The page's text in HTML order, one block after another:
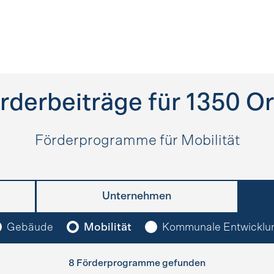
für 1350
Förderprogramme für Mobilität
Unternehmen
Gebäude Mobilität Kommunale
8 Förderprogramme gefunden